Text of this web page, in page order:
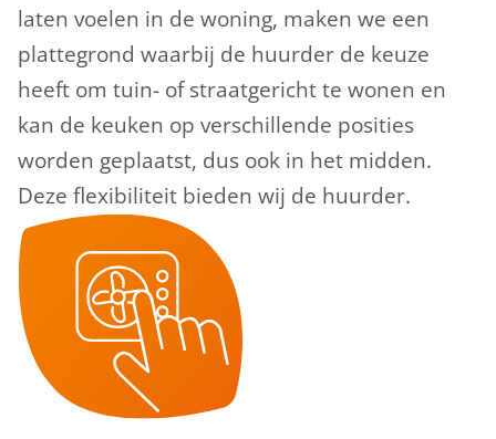
laten voelen in de woning, maken we een
plattegrond waarbij de huurder de keuze
heeft om tuin- of straatgericht te wonen en
kan de keuken op verschillende posities
worden geplaatst, dus ook in het midden.
Deze flexibiliteit bieden wij de huurder.